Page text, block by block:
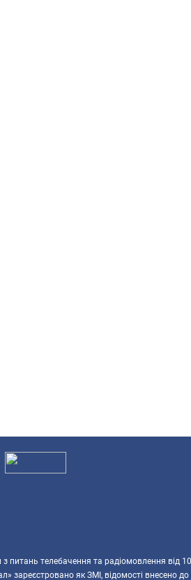
питань телебачення та радіомовлення від
зареєстровано як ЗМІ, відомості внесено до